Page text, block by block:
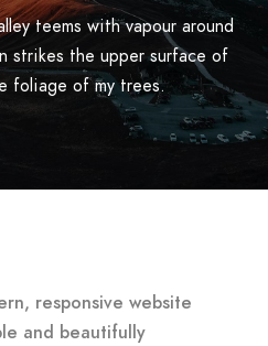
teems with vapour around
strikes the upper surface of
foliage of my trees.
responsive website
and beautifully